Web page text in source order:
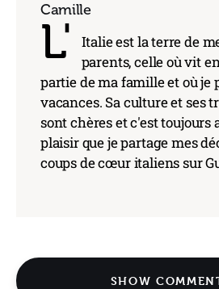
Camille
L'
Italie est la terre de
parents, celle où vit
partie de ma famille et où je
vacances. Sa culture et ses
sont chères et c'est toujours
plaisir que je partage mes
coups de cœur italiens sur
SHOW